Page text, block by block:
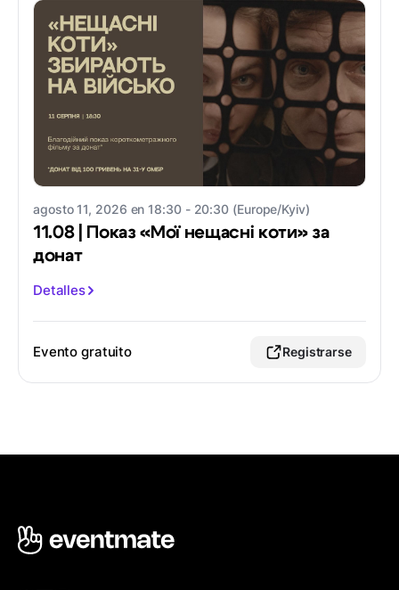
agosto 11, 2026 en 18:30 - 20:30 (Europe/Kyiv)
11.08 | Показ «Мої нещасні коти» за
донат
Detalles
Evento gratuito Registrarse